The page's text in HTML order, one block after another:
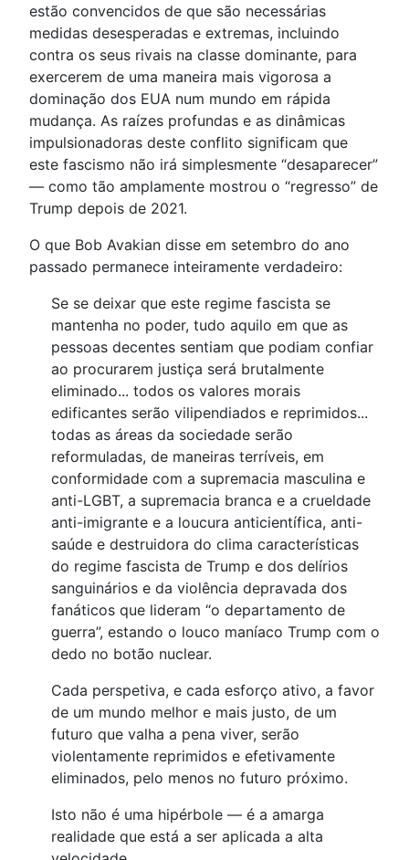
estão convencidos de que são necessárias
medidas desesperadas e extremas, incluindo
contra os seus rivais na classe dominante, para
exercerem de uma maneira mais vigorosa a
dominação dos EUA num mundo em rápida
mudança. As raízes profundas e as dinâmicas
impulsionadoras deste conflito significam que
este fascismo não irá simplesmente “desaparecer”
— como tão amplamente mostrou o “regresso” de
Trump depois de 2021.
O que Bob Avakian disse em setembro do ano
passado permanece inteiramente verdadeiro:
Se se deixar que este regime fascista se
mantenha no poder, tudo aquilo em que as
pessoas decentes sentiam que podiam confiar
ao procurarem justiça será brutalmente
eliminado... todos os valores morais
edificantes serão vilipendiados e reprimidos...
todas as áreas da sociedade serão
reformuladas, de maneiras terríveis, em
conformidade com a supremacia masculina e
anti-LGBT, a supremacia branca e a crueldade
anti-imigrante e a loucura anticientífica, anti-
saúde e destruidora do clima características
do regime fascista de Trump e dos delírios
sanguinários e da violência depravada dos
fanáticos que lideram “o departamento de
guerra”, estando o louco maníaco Trump com o
dedo no botão nuclear.
Cada perspetiva, e cada esforço ativo, a favor
de um mundo melhor e mais justo, de um
futuro que valha a pena viver, serão
violentamente reprimidos e efetivamente
eliminados, pelo menos no futuro próximo.
Isto não é uma hipérbole — é a amarga
realidade que está a ser aplicada a alta